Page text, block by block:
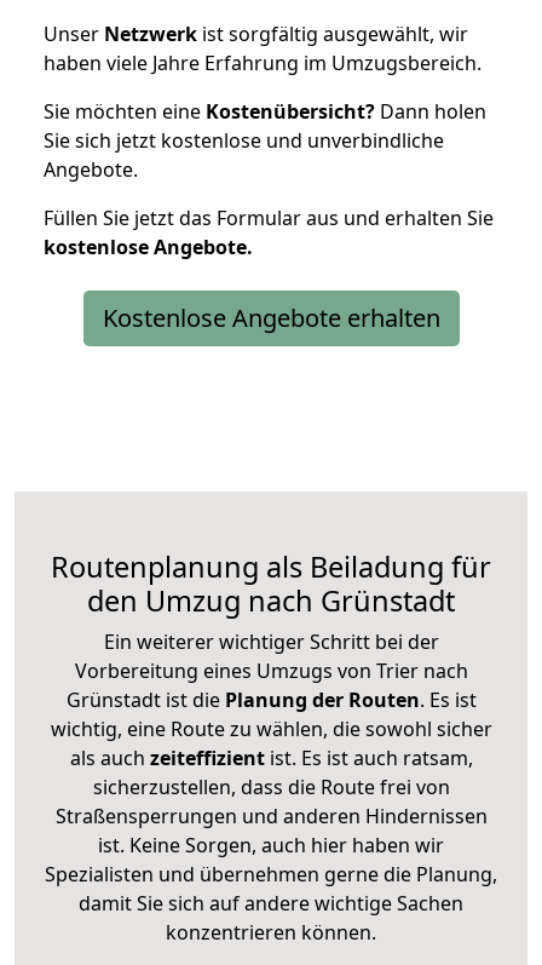
Unser Netzwerk ist sorgfältig ausgewählt, wir
haben viele Jahre Erfahrung im Umzugsbereich.
Sie möchten eine Kostenübersicht? Dann holen
Sie sich jetzt kostenlose und unverbindliche
Angebote.
Füllen Sie jetzt das Formular aus und erhalten Sie
kostenloseAngebote.
Kostenlose Angebote erhalten
Routenplanung als Beiladung für
den Umzug nach Grünstadt
Ein weiterer wichtiger Schritt bei der
Vorbereitung eines Umzugs von Trier nach
Grünstadt ist diePlanung der Routen. Es ist
wichtig, eine Route zu wählen, die sowohl sicher
als auch zeiteffizientist. Es ist auch ratsam,
sicherzustellen, dass die Route frei von
Straßensperrungen und anderen Hindernissen
ist. Keine Sorgen, auch hier haben wir
Spezialisten und übernehmen gerne die Planung,
damit Sie sich auf andere wichtige Sachen
konzentrieren können.